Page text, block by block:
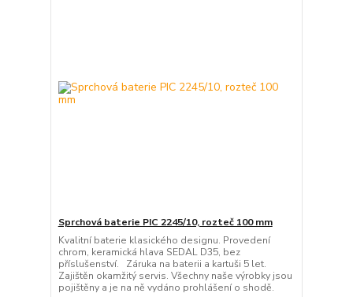
Sprchová baterie PIC 2245/10, rozteč 100 mm
Kvalitní baterie klasického designu. Provedení
chrom, keramická hlava SEDAL D35, bez
příslušenství. Záruka na baterii a kartuši 5 let.
Zajištěn okamžitý servis. Všechny naše výrobky jsou
pojištěny a je na ně vydáno prohlášení o shodě.